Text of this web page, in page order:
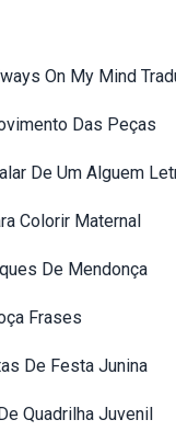
On My Mind
Das Peças
De Um Alguem
Colorir Maternal
De Mendonça
Frases
De Festa Junina
Quadrilha Juvenil